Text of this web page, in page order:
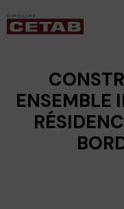
ENSEMBLE